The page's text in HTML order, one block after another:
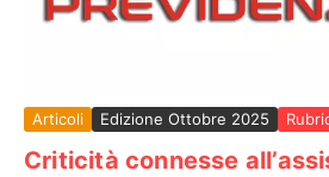
Articoli Edizione Ottobre 2025
Criticità connesse